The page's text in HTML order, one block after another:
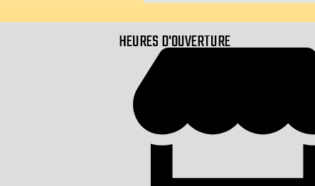
HEURES D'OUVERTURE